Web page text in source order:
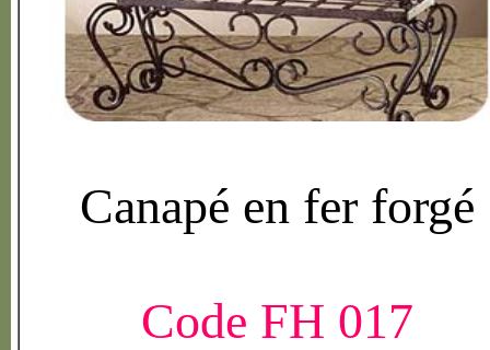
Canapé en fer forgé
Code FH 017